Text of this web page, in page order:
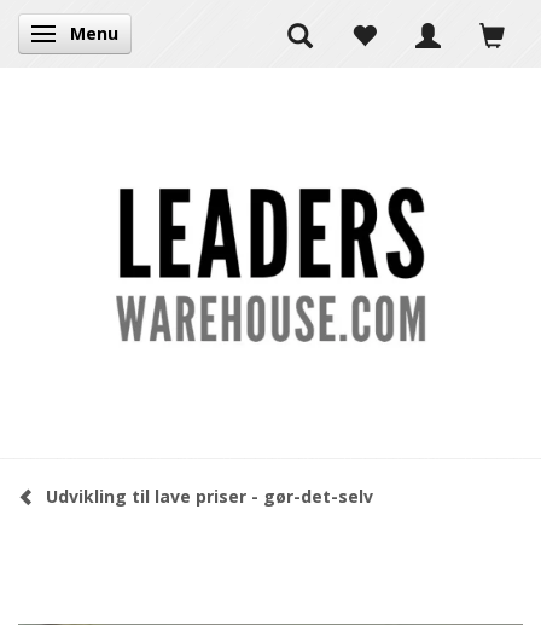
Skifte navigation
Menu
Udvikling til lave priser - gør-det-selv